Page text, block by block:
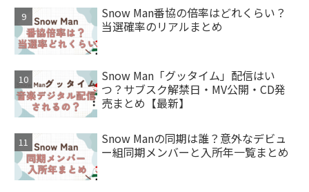
Snow Man番協の倍率はどれくらい？
当選確率のリアルまとめ
Snow Man「グッタイム」配信はい
つ？サブスク解禁日・MV公開・CD発
売まとめ【最新】
Snow Manの同期は誰？意外なデビュ
ー組同期メンバーと入所年一覧まとめ